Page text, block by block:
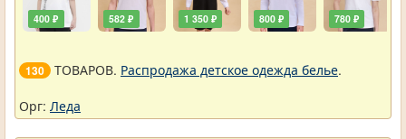
400 ₽ 582 ₽ 1 350 ₽ 800 ₽ 780 ₽
130 ТОВАРОВ. Распродажа детское одежда белье.
Орг: Леда